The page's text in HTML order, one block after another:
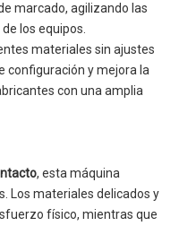
marcado, agilizando las
los equipos.
materiales sin ajustes
configuración y mejora la
con una amplia
, esta máquina
Los materiales delicados y
físico, mientras que